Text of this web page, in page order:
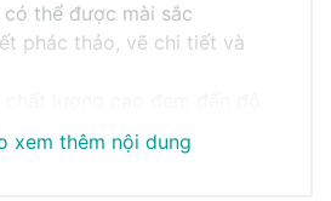
thể được mài sắc
phác thảo, vẽ chi tiết và
phẩm, phác thảo tỉ mỉ các
dài không phai
xem thêm nội dung